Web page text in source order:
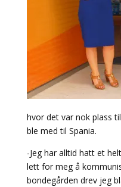
hvor det var nok plass
ble med til Spania.
-Jeg har alltid hatt et
lett for meg å
bondegården drev jeg